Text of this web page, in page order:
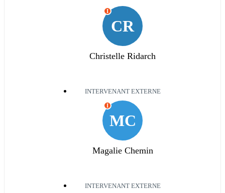
CR
I
Christelle Ridarch
INTERVENANT EXTERNE
MC
I
Magalie Chemin
INTERVENANT EXTERNE